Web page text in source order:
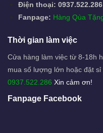
Điện thoại: 0937.522.286
Fanpage: Hàng Qùa
Thời gian làm việc
Cửa hàng làm việc từ 8-18h
mua số lượng lớn hoặc đặt
0937.522.286 Xin cảm ơn!
Fanpage Facebook